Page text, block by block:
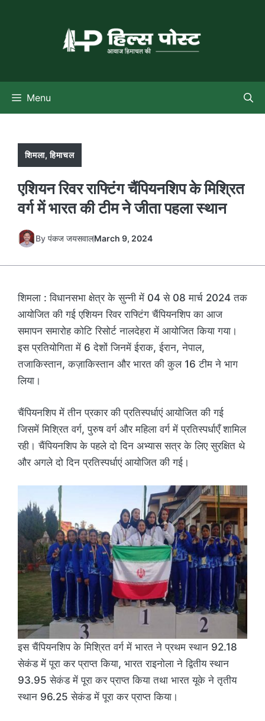
Menu
शिमला,हिमाचल
एशियन रिवर राफ्टिंग चैंपियनशिप के मिश्रित
वर्ग में भारत की टीम ने जीता पहला स्थान
By पंकज जयसवालMarch 9, 2024
शिमला : विधानसभा क्षेत्र के सुन्नी में 04 से 08 मार्च 2024 तक
आयोजित की गई एशियन रिवर राफ्टिंग चैंपियनशिप का आज
समापन समारोह कोटि रिसोर्ट नालदेहरा में आयोजित किया गया।
इस प्रतियोगिता में 6 देशों जिनमें ईराक, ईरान, नेपाल,
तजाकिस्तान, कज़ाकिस्तान और भारत की कुल 16 टीम ने भाग
लिया।
चैंपियनशिप में तीन प्रकार की प्रतिस्पर्धाएं आयोजित की गई
जिसमें मिश्रित वर्ग, पुरुष वर्ग और महिला वर्ग में प्रतिस्पर्धाएँ शामिल
रही। चैंपियनशिप के पहले दो दिन अभ्यास सत्र के लिए सुरक्षित थे
और अगले दो दिन प्रतिस्पर्धाएं आयोजित की गई।
इस चैंपियनशिप के मिश्रित वर्ग में भारत ने प्रथम स्थान 92.18
सेकंड में पूरा कर प्राप्त किया, भारत राइनोला ने द्वितीय स्थान
93.95 सेकंड में पूरा कर प्राप्त किया तथा भारत यूके ने तृतीय
स्थान 96.25 सेकंड में पूरा कर प्राप्त किया।